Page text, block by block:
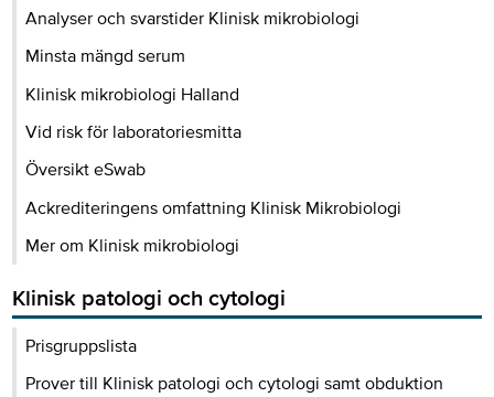
Analyser och svarstider Klinisk mikrobiologi
Minsta mängd serum
Klinisk mikrobiologi Halland
Vid risk för laboratoriesmitta
Översikt eSwab
Ackrediteringens omfattning Klinisk Mikrobiologi
Mer om Klinisk mikrobiologi
Klinisk patologi och cytologi
Prisgruppslista
Prover till Klinisk patologi och cytologi samt obduktion